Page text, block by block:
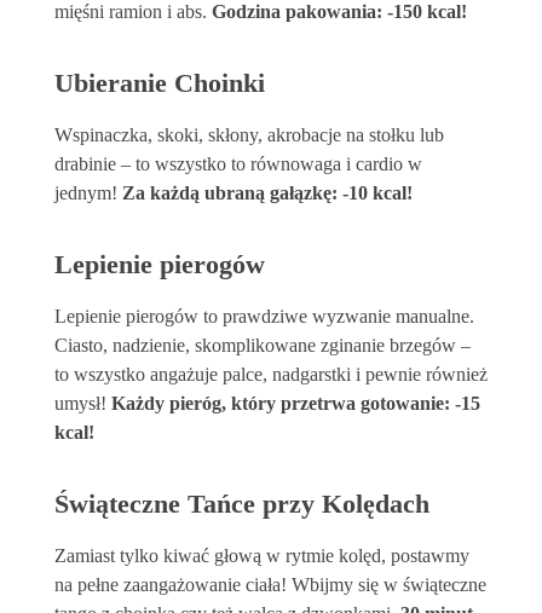
mięśni ramion i abs. Godzina pakowania: -150 kcal!
Ubieranie Choinki
Wspinaczka, skoki, skłony, akrobacje na stołku lub
drabinie – to wszystko to równowaga i cardio w
jednym! Za każdą ubraną gałązkę: -10 kcal!
Lepienie pierogów
Lepienie pierogów to prawdziwe wyzwanie manualne.
Ciasto, nadzienie, skomplikowane zginanie brzegów –
to wszystko angażuje palce, nadgarstki i pewnie również
umysł! Każdy pieróg, który przetrwa gotowanie: -15
kcal!
Świąteczne Tańce przy Kolędach
Zamiast tylko kiwać głową w rytmie kolęd, postawmy
na pełne zaangażowanie ciała! Wbijmy się w świąteczne